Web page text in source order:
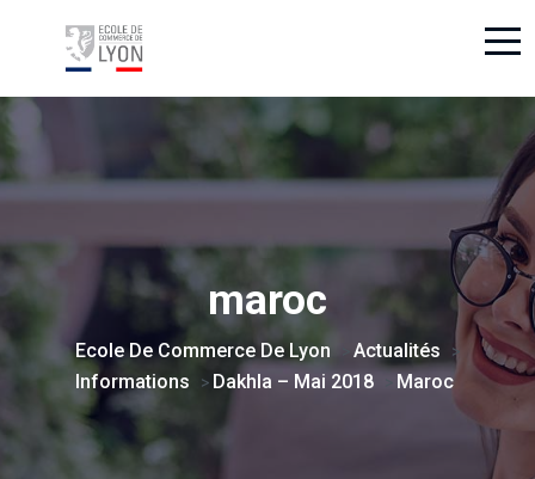
maroc
Ecole De Commerce De Lyon Actualités >
Informations > Dakhla – Mai 2018 Maroc